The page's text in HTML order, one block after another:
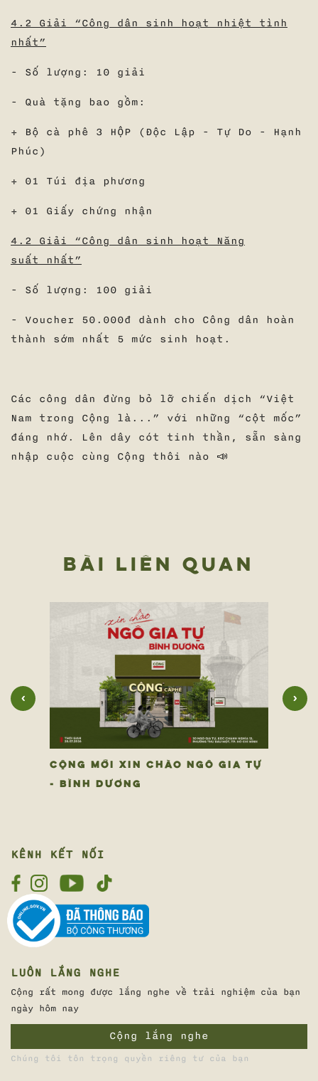
4.2 Giải “Công dân sinh hoạt nhiệt tình
nhất”
- Số lượng: 10 giải
- Quà tặng bao gồm:
+ Bộ cà phê 3 HỘP (Độc Lập - Tự Do - Hạnh
Phúc)
+ 01 Túi địa phương
+ 01 Giấy chứng nhận
4.2 Giải “Công dân sinh hoạt Năng
suất nhất”
- Số lượng: 100 giải
- Voucher 50.000đ dành cho Công dân hoàn
thành sớm nhất 5 mức sinh hoạt.
Các công dân đừng bỏ lỡ chiến dịch “Việt
Nam trong Cộng là...” với những “cột mốc”
đáng nhớ. Lên dây cót tinh thần, sẵn sàng
nhập cuộc cùng Cộng thôi nào 📣
BÀI LIÊN QUAN
‹
CỘNG MỚI XIN CHÀO NGÔ GIA TỰ
- BÌNH DƯƠNG
›
KÊNH KẾT NỐI
LUÔN LẮNG NGHE
Cộng rất mong được lắng nghe về trải nghiệm của bạn
ngày hôm nay
Cộng lắng nghe
Chúng tôi tôn trọng quyền riêng tư của bạn